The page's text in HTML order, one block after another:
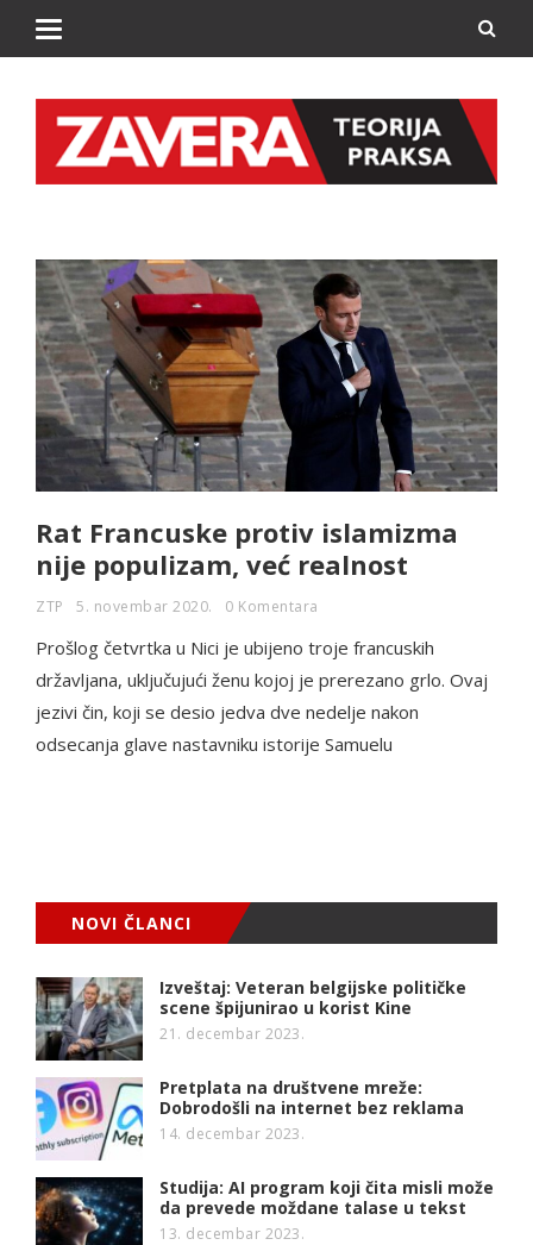
Rat Francuske protiv islamizma
nije populizam, već realnost
ZTP 5. novembar 2020. 0 Komentara
Prošlog četvrtka u Nici je ubijeno troje francuskih
državljana, uključujući ženu kojoj je prerezano grlo. Ovaj
jezivi čin, koji se desio jedva dve nedelje nakon
odsecanja glave nastavniku istorije Samuelu
NOVI ČLANCI
Izveštaj: Veteran belgijske političke
scene špijunirao u korist Kine
21. decembar 2023.
Pretplata na društvene mreže:
Dobrodošli na internet bez reklama
14. decembar 2023.
Studija: AI program koji čita misli može
da prevede moždane talase u tekst
13. decembar 2023.